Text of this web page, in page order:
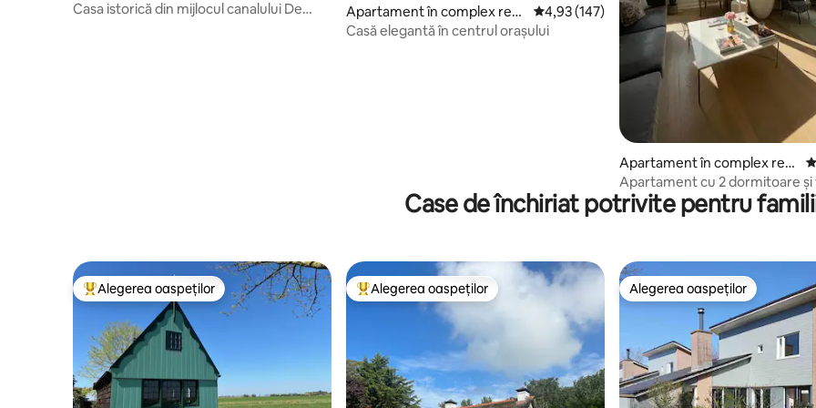
dențial
Casa istorică din mijlocul canalului De
Apartament în complex rezi
dențial
Scor mediu de 4,93 din 5, 147 recenzii
4,93 (147)
Casă elegantă în centrul orașului
Apartament în complex rezi
dențial
Apartament cu 2 dormitoare și
râul Amstel
Case de închiriat potrivite pentru
Locuință din topul categoriei Alegerea oaspeților
Alegerea oaspeților Locuință din topul categoriei Alegerea oaspeților
Alegerea oaspeților Alegerea oaspeților
Alegerea oaspeților